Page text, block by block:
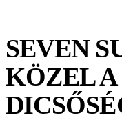
SEVEN
KÖZEL